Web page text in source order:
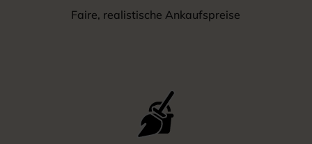
Faire, realistische Ankaufspreise